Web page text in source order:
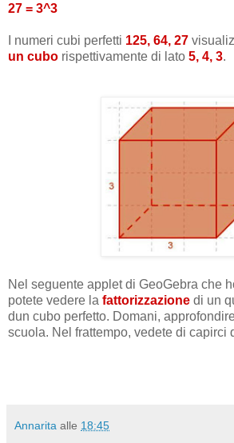
27 = 3^3
I numeri cubi perfetti 125, 64, 27
un cubo rispettivamente di lato 5, 4, 3.
Nel seguente applet di GeoGebra che
potete vedere la fattorizzazione di un
dun cubo perfetto. Domani,
scuola. Nel frattempo, vedete di capirci
Annarita alle 18:45